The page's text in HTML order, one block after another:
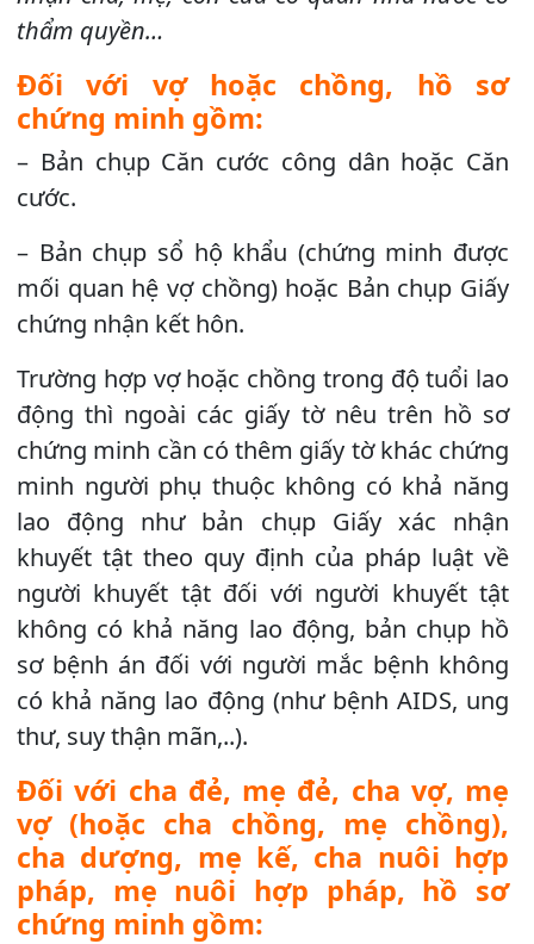
thẩm quyền…
Đối với vợ hoặc chồng, hồ sơ
chứng minh gồm:
– Bản chụp Căn cước công dân hoặc Căn
cước.
– Bản chụp sổ hộ khẩu (chứng minh được
mối quan hệ vợ chồng) hoặc Bản chụp Giấy
chứng nhận kết hôn.
Trường hợp vợ hoặc chồng trong độ tuổi lao
động thì ngoài các giấy tờ nêu trên hồ sơ
chứng minh cần có thêm giấy tờ khác chứng
minh người phụ thuộc không có khả năng
lao động như bản chụp Giấy xác nhận
khuyết tật theo quy định của pháp luật về
người khuyết tật đối với người khuyết tật
không có khả năng lao động, bản chụp hồ
sơ bệnh án đối với người mắc bệnh không
có khả năng lao động (như bệnh AIDS, ung
thư, suy thận mãn,..).
Đối với cha đẻ, mẹ đẻ, cha vợ, mẹ
vợ (hoặc cha chồng, mẹ chồng),
cha dượng, mẹ kế, cha nuôi hợp
pháp, mẹ nuôi hợp pháp, hồ sơ
chứng minh gồm: